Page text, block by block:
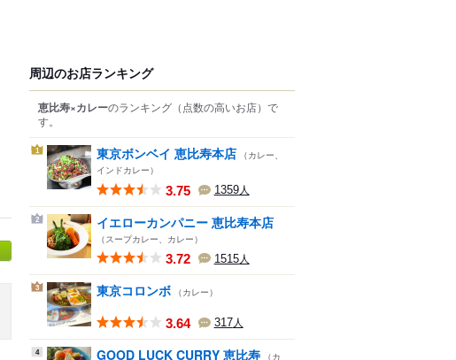
周辺のお店ランキング
恵比寿×カレーのランキング （点数の高いお店） で
す。
1 東京ボンベイ 恵比寿本店 （カレー、
インドカレー）
3.75 1359人
2 イエローカンパニー 恵比寿本店
（スープカレー、カレー）
3.72 1515人
3 東京コロンボ （カレー）
3.64 317人
4 GOOD LUCK CURRY 恵比寿 （カ